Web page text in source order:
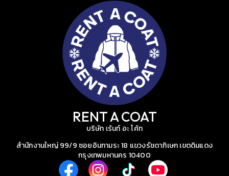
RENT A COAT
บริษัท เร้นท์ อะ โค้ท
สำนักงานใหญ่ 99/9 ซอยอินทามระ 18 แขวงรัชดาภิเษก เขตดินแดง
กรุงเทพมหานคร 10400